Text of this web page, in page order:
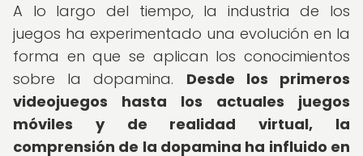
A lo largo del tiempo, la industria de los
juegos ha experimentado una evolución en la
forma en que se aplican los conocimientos
sobre la dopamina. Desde los primeros
videojuegos hasta los actuales juegos
móviles y de realidad virtual, la
comprensión de la dopamina ha influido en